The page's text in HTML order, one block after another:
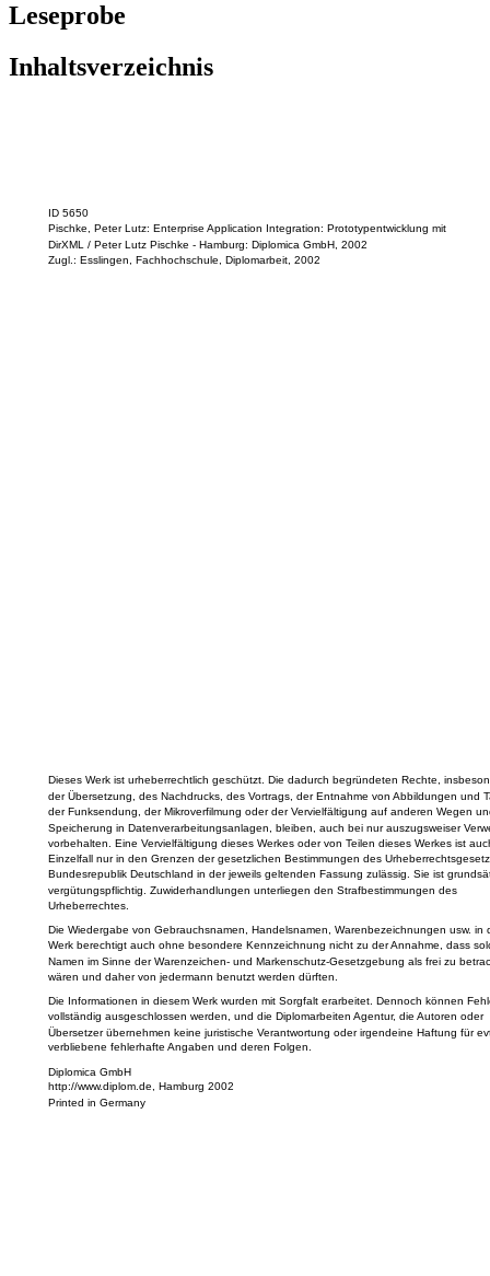
Leseprobe
Inhaltsverzeichnis
ID 5650
Pischke, Peter Lutz: Enterprise Application Integration: Prototypentwicklung mit
DirXML / Peter Lutz Pischke - Hamburg: Diplomica GmbH, 2002
Zugl.: Esslingen, Fachhochschule, Diplomarbeit, 2002
Dieses Werk ist urheberrechtlich geschützt. Die dadurch begründeten Rechte,
der Übersetzung, des Nachdrucks, des Vortrags, der Entnahme von Abbildungen und
der Funksendung, der Mikroverfilmung oder der Vervielfältigung auf anderen Wegen
Speicherung in Datenverarbeitungsanlagen, bleiben, auch bei nur auszugsweiser
vorbehalten. Eine Vervielfältigung dieses Werkes oder von Teilen dieses Werkes ist
Einzelfall nur in den Grenzen der gesetzlichen Bestimmungen des
Bundesrepublik Deutschland in der jeweils geltenden Fassung zulässig. Sie ist
vergütungspflichtig. Zuwiderhandlungen unterliegen den Strafbestimmungen des
Urheberrechtes.
Die Wiedergabe von Gebrauchsnamen, Handelsnamen, Warenbezeichnungen usw. in
Werk berechtigt auch ohne besondere Kennzeichnung nicht zu der Annahme, dass
Namen im Sinne der Warenzeichen- und Markenschutz-Gesetzgebung als frei zu
wären und daher von jedermann benutzt werden dürften.
Die Informationen in diesem Werk wurden mit Sorgfalt erarbeitet. Dennoch können
vollständig ausgeschlossen werden, und die Diplomarbeiten Agentur, die Autoren oder
Übersetzer übernehmen keine juristische Verantwortung oder irgendeine Haftung für
verbliebene fehlerhafte Angaben und deren Folgen.
Diplomica GmbH
http://www.diplom.de, Hamburg 2002
Printed in Germany